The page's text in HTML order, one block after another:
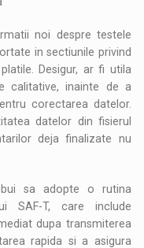
noi despre testele
in sectiunile privind
Desigur, ar fi utila
calitative, inainte de a
corectarea datelor.
datelor din fisierul
deja finalizate nu
sa adopte o rutina
SAF-T, care include
dupa transmiterea
rapida si a asigura